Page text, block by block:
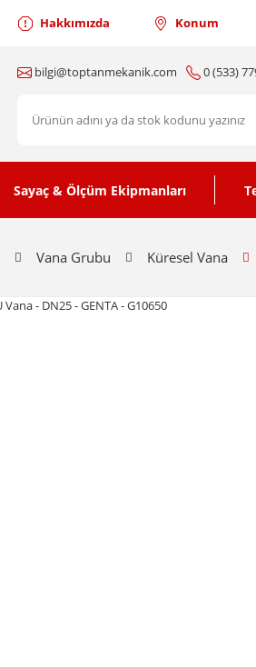
Hakkımızda Konum
bilgi@toptanmekanik.com 0 (533)
Sayaç & Ölçüm Ekipmanları
Vana Grubu Küresel Vana